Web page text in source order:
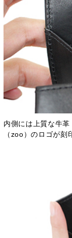
内側には上質な牛
（zoo）のロゴが刻